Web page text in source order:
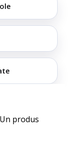
produs